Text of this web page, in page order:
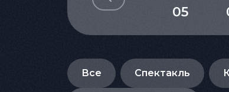
05
Все Спектакль